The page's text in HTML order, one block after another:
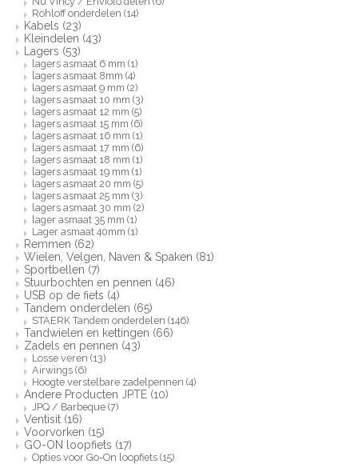
Rohloff onderdelen (14)
Kabels (23)
Kleindelen (43)
Lagers (53)
lagers asmaat 6 mm (1)
lagers asmaat 8mm (4)
lagers asmaat 9 mm (2)
lagers asmaat 10 mm (3)
lagers asmaat 12 mm (5)
lagers asmaat 15 mm (6)
lagers asmaat 16 mm (1)
lagers asmaat 17 mm (6)
lagers asmaat 18 mm (1)
lagers asmaat 19 mm (1)
lagers asmaat 20 mm (5)
lagers asmaat 25 mm (3)
lagers asmaat 30 mm (2)
lager asmaat 35 mm (1)
Lager asmaat 40mm (1)
Remmen (62)
Wielen, Velgen, Naven & Spaken (81)
Sportbellen (7)
Stuurbochten en pennen (46)
USB op de fiets (4)
Tandem onderdelen (65)
STAERK Tandem onderdelen (146)
Tandwielen en kettingen (66)
Zadels en pennen (43)
Losse veren (13)
Airwings (6)
Hoogte verstelbare zadelpennen (4)
Andere Producten JPTE (10)
JPQ / Barbeque (7)
Ventisit (16)
Voorvorken (15)
GO-ON loopfiets (17)
Opties voor Go-On loopfiets (15)